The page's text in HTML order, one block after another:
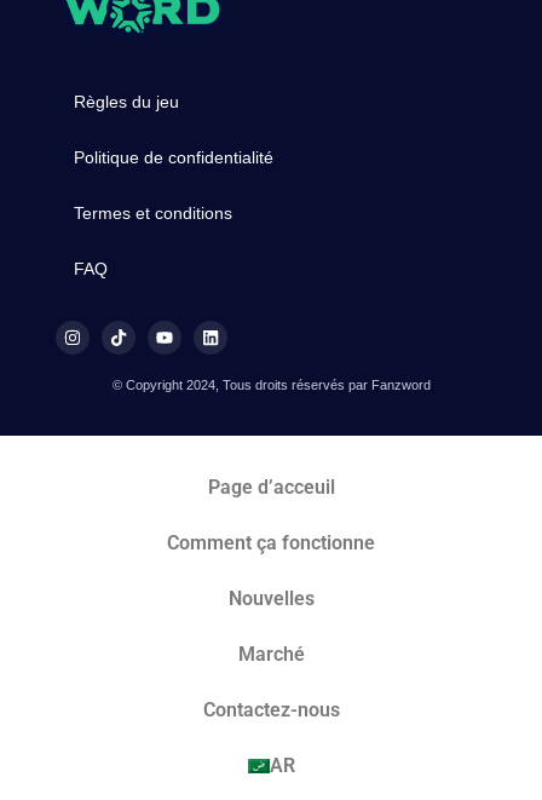
Règles du jeu
Politique de confidentialité
Termes et conditions
FAQ
© Copyright 2024, Tous droits réservés par Fanzword
Page d’acceuil
Comment ça fonctionne
Nouvelles
Marché​
Contactez-nous
AR